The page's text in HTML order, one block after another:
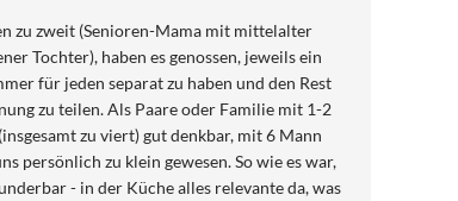
zu zweit (Senioren-Mama mit mittelalter
Tochter), haben es genossen, jeweils ein
für jeden separat zu haben und den Rest
zu teilen. Als Paare oder Familie mit 1-2
zu viert) gut denkbar, mit 6 Mann
persönlich zu klein gewesen. So wie es war,
- in der Küche alles relevante da, was